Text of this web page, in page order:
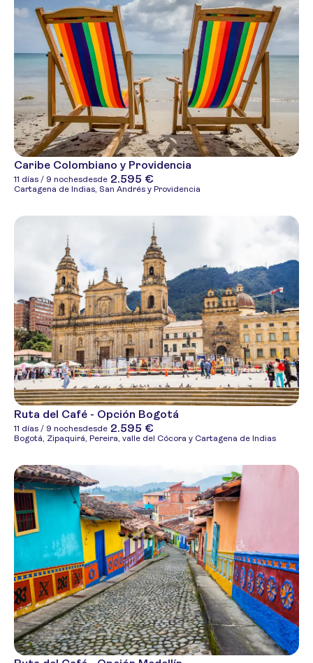
Caribe Colombiano y Providencia
11 días / 9 nochesdesde 2.595 €
Cartagena de Indias, San Andrés y Providencia
Ruta del Café - Opción Bogotá
11 días / 9 nochesdesde 2.595 €
Bogotá, Zipaquirá, Pereira, valle del Cócora y Cartagena de Indias